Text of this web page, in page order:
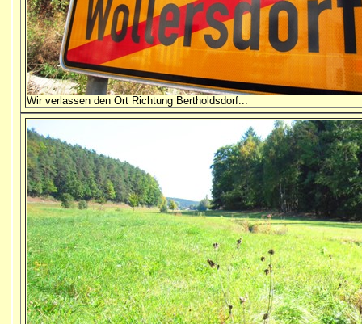
Wir verlassen den Ort Richtung Bertholdsdorf...